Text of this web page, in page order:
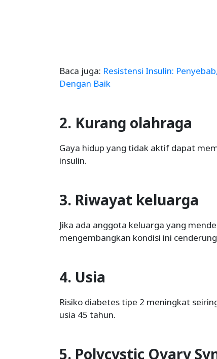
Baca juga: Resistensi Insulin:
Dengan Baik
2. Kurang olahraga
Gaya hidup yang tidak aktif dapat
insulin.
3. Riwayat keluarga
Jika ada anggota keluarga yang
mengembangkan kondisi ini
4. Usia
Risiko diabetes tipe 2 meningkat
usia 45 tahun.
5. Polycystic Ovary